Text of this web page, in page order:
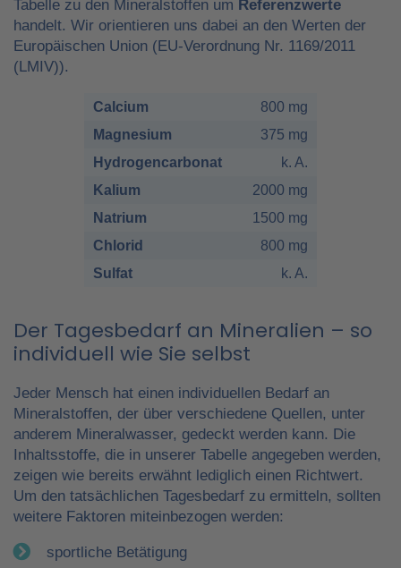
Tabelle zu den Mineralstoffen um Referenzwerte
handelt. Wir orientieren uns dabei an den Werten der
Europäischen Union (EU-Verordnung Nr. 1169/2011
(LMIV)).
Calcium
800 mg
Magnesium
375 mg
Hydrogencarbonat
k. A.
Kalium
2000 mg
Natrium
1500 mg
Chlorid
800 mg
Sulfat
k. A.
Der Tagesbedarf an Mineralien – so
individuell wie Sie selbst
Jeder Mensch hat einen individuellen Bedarf an
Mineralstoffen, der über verschiedene Quellen, unter
anderem Mineralwasser, gedeckt werden kann. Die
Inhaltsstoffe, die in unserer Tabelle angegeben werden,
zeigen wie bereits erwähnt lediglich einen Richtwert.
Um den tatsächlichen Tagesbedarf zu ermitteln, sollten
weitere Faktoren miteinbezogen werden:
sportliche Betätigung